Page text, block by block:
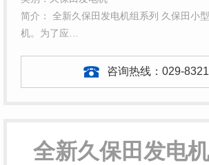
简介： 全新久保田发电机组系列 久保田小
机。为了应…
咨询热线： 029-
全新久保田发电机